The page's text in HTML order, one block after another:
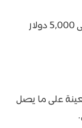
قد يحصل الطلاب المتفوقون على ما يصل إلى 5,000 دولار
على ما يصل